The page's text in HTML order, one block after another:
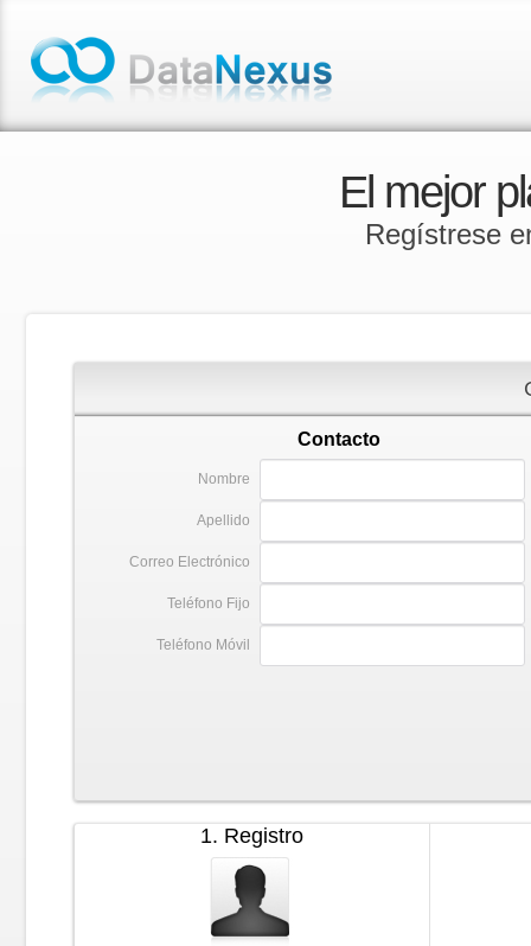
El mejor
Regístrese
Contacto
Nombre
Apellido
Correo Electrónico
Teléfono Fijo
Teléfono Móvil
1. Registro